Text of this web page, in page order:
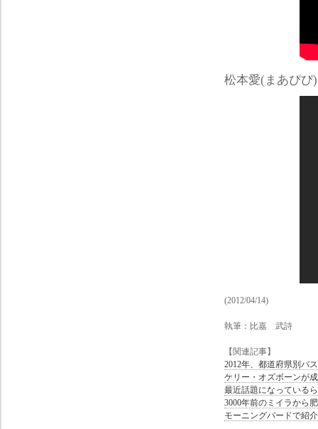
松本愛(まあぴぴ
(2012/04/14)
執筆：比嘉 武詩
【関連記事】
2012年、都道府県別バ
ケリー・オズボーンが
最近話題になっている
3000年前のミイラから
モーニングバードで紹